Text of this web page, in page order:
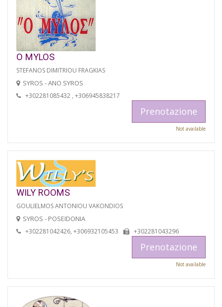
O MYLOS
STEFANOS DIMITRIOU FRAGKIAS
SYROS - ANO SYROS
+302281085432 , +306945838217
Prenotazione
Not available
WILY ROOMS
GOULIELMOS ANTONIOU VAKONDIOS
SYROS - POSEIDONIA
+302281042426, +306932105453 +302281043296
Prenotazione
Not available